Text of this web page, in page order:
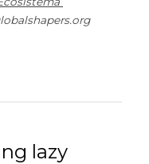
lazy